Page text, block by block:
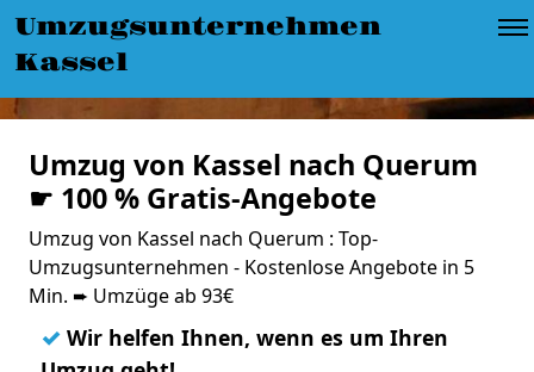
Umzugsunternehmen
Kassel
Umzug von Kassel nach Querum
☛ 100 % Gratis-Angebote
Umzug von Kassel nach Querum : Top-
Umzugsunternehmen - Kostenlose Angebote in 5
Min. ➨ Umzüge ab 93€
✓ Wir helfen Ihnen, wenn es um Ihren